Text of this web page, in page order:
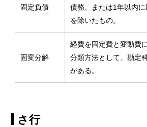
固定負債
債務、または1年以内
を除いたもの。
固変分解
経費を固定費と変動費
分類方法として、勘定
がある。
さ行